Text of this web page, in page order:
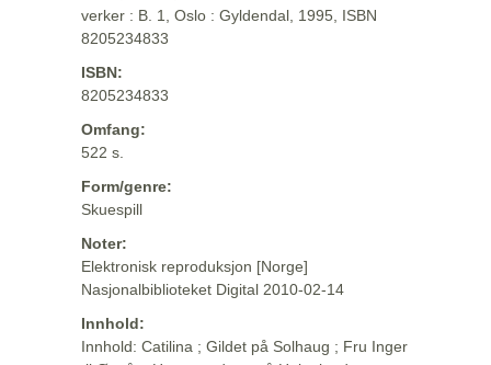
verker : B. 1, Oslo : Gyldendal, 1995, ISBN
8205234833
ISBN:
8205234833
Omfang:
522 s.
Form/genre:
Skuespill
Noter:
Elektronisk reproduksjon [Norge]
Nasjonalbiblioteket Digital 2010-02-14
Innhold:
Innhold: Catilina ; Gildet på Solhaug ; Fru Inger